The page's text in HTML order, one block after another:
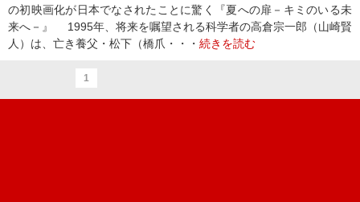
の初映画化が日本でなされたことに驚く『夏への扉－キミのいる未
来へ－』 1995年、将来を嘱望される科学者の高倉宗一郎（山崎賢
人）は、亡き養父・松下（橋爪・・・ 続きを読む
1